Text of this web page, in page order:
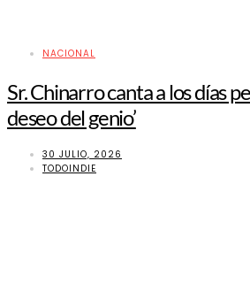
NACIONAL
Sr. Chinarro canta a los días
deseo del genio’
30 JULIO, 2026
TODOINDIE